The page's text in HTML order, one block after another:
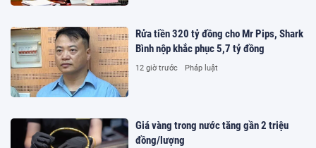
Rửa tiền 320 tỷ đồng cho Mr Pips, Shark
Bình nộp khắc phục 5,7 tỷ đồng
12 giờ trước Pháp luật
Giá vàng trong nước tăng gần 2 triệu
đồng/lượng